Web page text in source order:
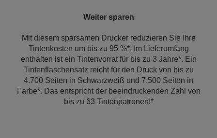
Weiter sparen
Mit diesem sparsamen Drucker reduzieren Sie Ihre
Tintenkosten um bis zu 95 %*. Im Lieferumfang
enthalten ist ein Tintenvorrat für bis zu 3 Jahre*. Ein
Tintenflaschensatz reicht für den Druck von bis zu
4.700 Seiten in Schwarzweiß und 7.500 Seiten in
Farbe*. Das entspricht der beeindruckenden Zahl von
bis zu 63 Tintenpatronen!*